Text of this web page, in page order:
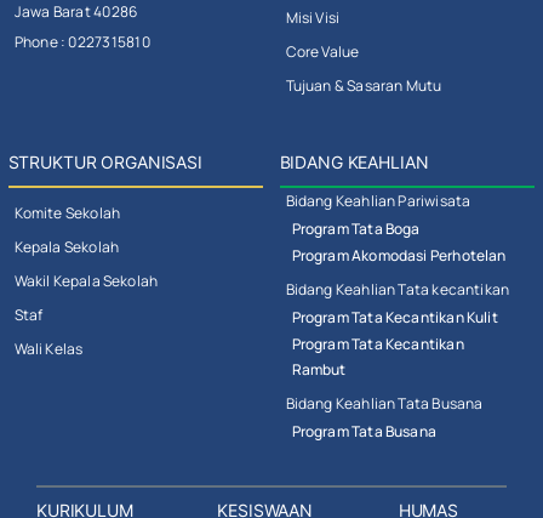
Jawa Barat 40286
Phone : 0227315810
Misi Visi
Core Value
Tujuan & Sasaran Mutu
STRUKTUR ORGANISASI
Komite Sekolah
Kepala Sekolah
Wakil Kepala Sekolah
Staf
Wali Kelas
BIDANG KEAHLIAN
Bidang Keahlian Pariwisata
Program Tata Boga
Program Akomodasi Perhotelan
Bidang Keahlian Tata kecantikan
Program Tata Kecantikan Kulit
Program Tata Kecantikan
Rambut
Bidang Keahlian Tata Busana
Program Tata Busana
KURIKULUM
KESISWAAN
HUMAS